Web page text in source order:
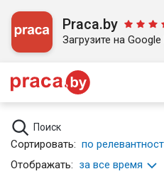
Praca.by
Загрузите на Google
Поиск
Сортировать: по
Отображать: за все время